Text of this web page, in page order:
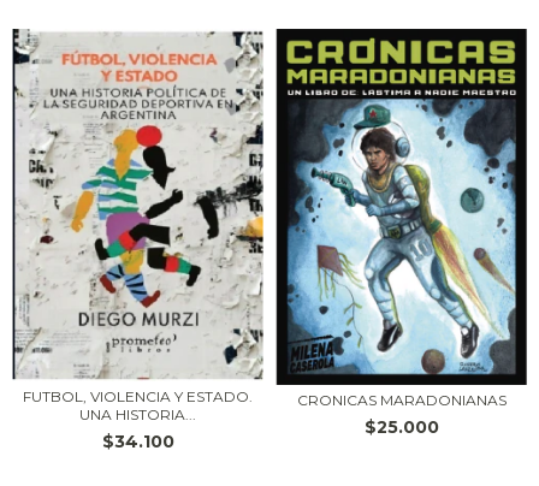
FUTBOL, VIOLENCIA Y ESTADO.
UNA HISTORIA...
$34.100
CRONICAS MARADONIANAS
$25.000